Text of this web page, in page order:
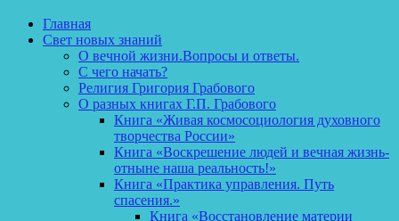
Главная
Свет новых знаний
О вечной жизни.Вопросы и ответы.
С чего начать?
Религия Григория Грабового
О разных книгах Г.П. Грабового
Книга «Живая космосоциология духовного
творчества России»
Книга «Воскрешение людей и вечная жизнь-
отныне наша реальность!»
Книга «Практика управления. Путь
спасения.»
Книга «Восстановление материи